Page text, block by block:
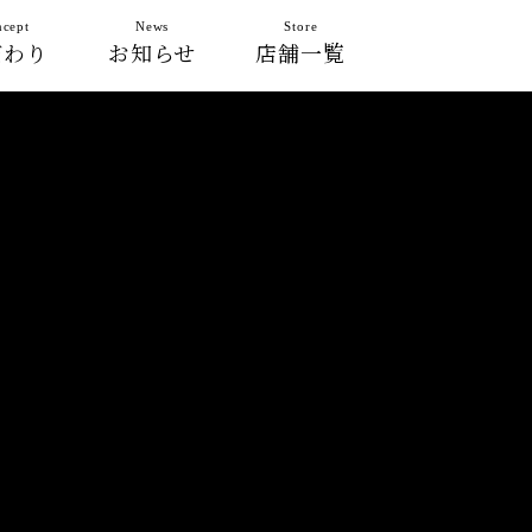
り お知らせ
News
店舗一覧
Store